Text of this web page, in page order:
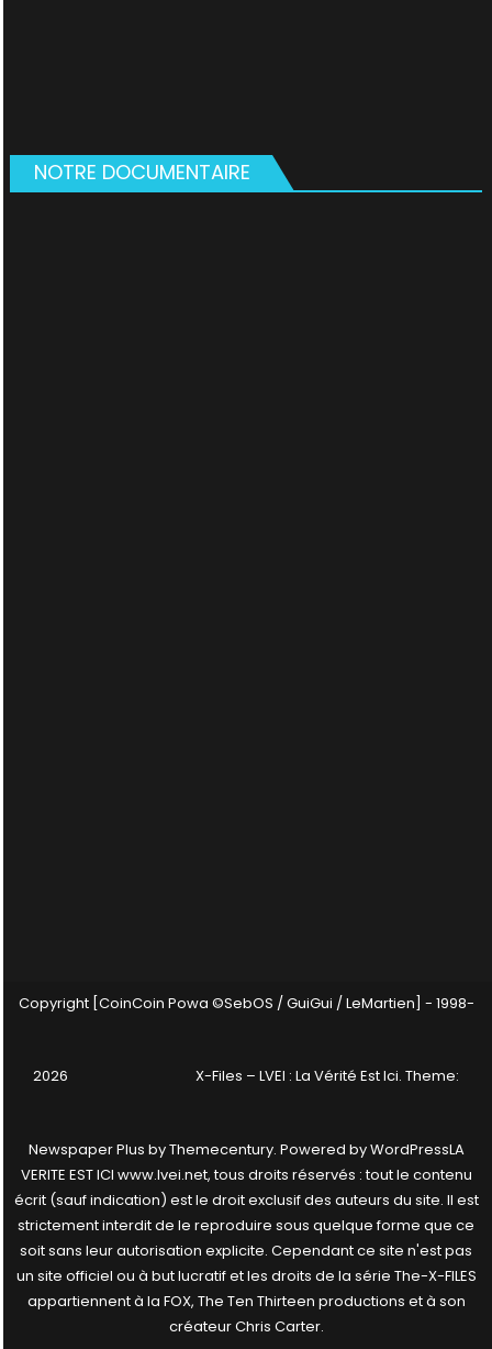
NOTRE DOCUMENTAIRE
Copyright [CoinCoin Powa ©SebOS / GuiGui / LeMartien] - 1998-
2026 X-Files – LVEI : La Vérité Est Ici. Theme:
Newspaper Plus byThemecentury. Powered byWordPressLA
VERITE EST ICI www.lvei.net, tous droits réservés : tout le contenu
écrit (sauf indication) est le droit exclusif des auteurs du site. Il est
strictement interdit de le reproduire sous quelque forme que ce
soit sans leur autorisation explicite. Cependant ce site n'est pas
un site officiel ou à but lucratif et les droits de la série The-X-FILES
appartiennent à la FOX, The Ten Thirteen productions et à son
créateur Chris Carter.